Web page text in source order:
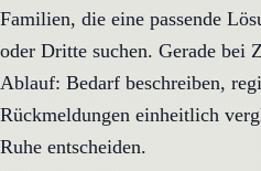
Familien, die eine passende
oder Dritte suchen. Gerade bei
Ablauf: Bedarf beschreiben,
Rückmeldungen einheitlich
Ruhe entscheiden.